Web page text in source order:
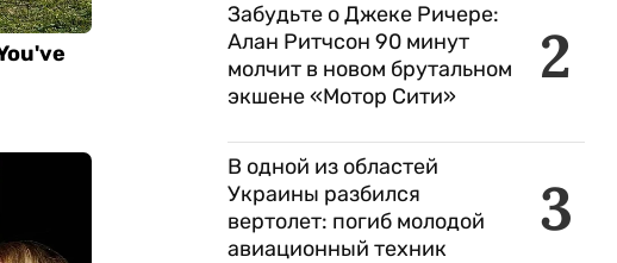
2
Забудьте о Джеке Ричере:
Алан Ритчсон 90 минут
молчит в новом брутальном
экшене «Мотор Сити»
3
В одной из областей
Украины разбился
вертолет: погиб молодой
авиационный техник